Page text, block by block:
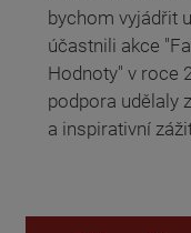
bychom vyjádřit
účastnili akce
Hodnoty" v roce
podpora udělaly
a inspirativní